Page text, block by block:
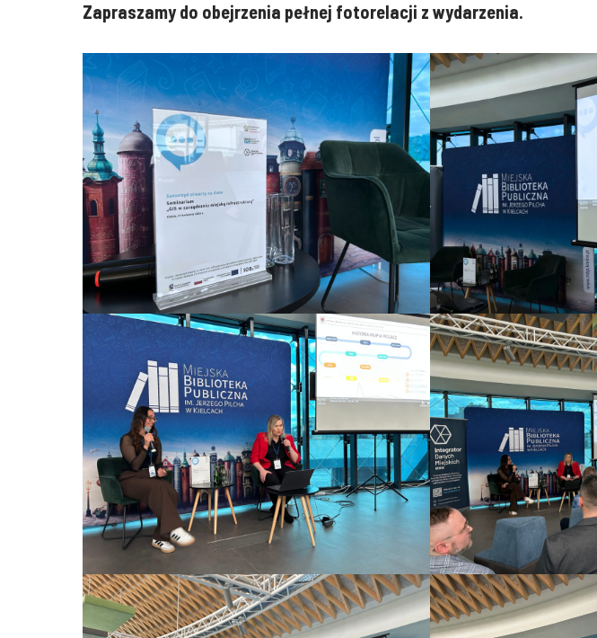
Zapraszamy do obejrzenia pełnej fotorelacji z wydarzenia.